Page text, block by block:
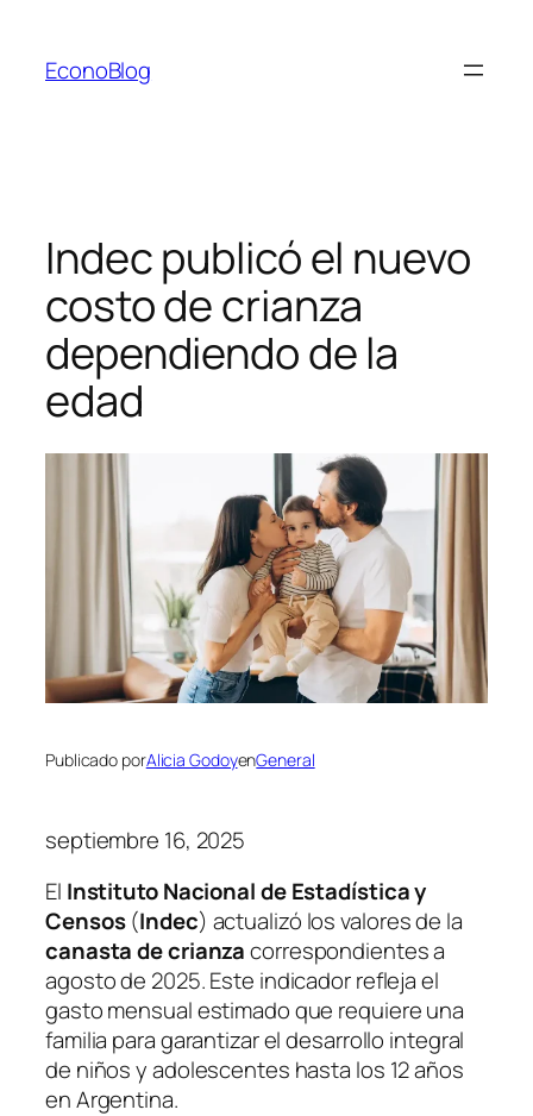
contenido
EconoBlog
Indec publicó el nuevo
costo de crianza
dependiendo de la
edad
Publicado porAlicia GodoyenGeneral
septiembre 16, 2025
El Instituto Nacional de Estadística y
Censos(Indec) actualizó los valores de la
canasta de crianzacorrespondientes a
agosto de 2025. Este indicador refleja el
gasto mensual estimado que requiere una
familia para garantizar el desarrollo integral
de niños y adolescentes hasta los 12 años
en Argentina.